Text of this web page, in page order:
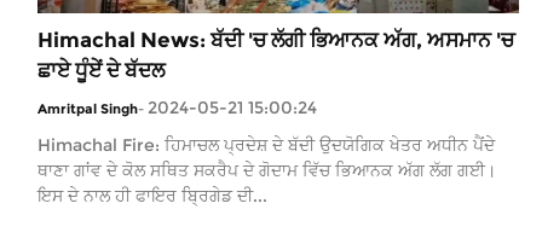
Himachal News: ਬੱਦੀ 'ਚ ਲੱਗੀ ਭਿਆਨਕ ਅੱਗ, ਅਸਮਾਨ 'ਚ
ਛਾਏ ਧੂੰਏਂ ਦੇ ਬੱਦਲ
Amritpal Singh- 2024-05-21 15:00:24
Himachal Fire: ਹਿਮਾਚਲ ਪ੍ਰਦੇਸ਼ ਦੇ ਬੱਦੀ ਉਦਯੋਗਿਕ ਖੇਤਰ ਅਧੀਨ ਪੈਂਦੇ
ਥਾਣਾ ਗਾਂਵ ਦੇ ਕੋਲ ਸਥਿਤ ਸਕਰੈਪ ਦੇ ਗੋਦਾਮ ਵਿੱਚ ਭਿਆਨਕ ਅੱਗ ਲੱਗ ਗਈ।
ਇਸ ਦੇ ਨਾਲ ਹੀ ਫਾਇਰ ਬ੍ਰਿਗੇਡ ਦੀ...